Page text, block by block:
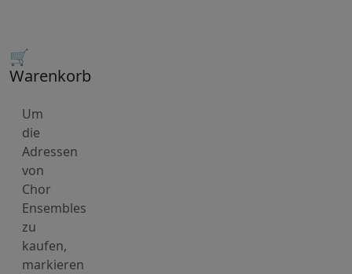
🛒
Warenkorb
Um
die
Adressen
von
Chor
Ensembles
zu
kaufen,
markieren